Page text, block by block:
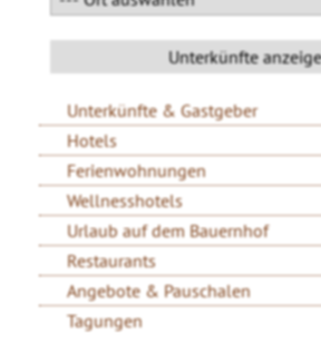
Unterkünfte & Gastgeber
Hotels
Ferienwohnungen
Wellnesshotels
Urlaub auf dem Bauernhof
Restaurants
Angebote & Pauschalen
Tagungen